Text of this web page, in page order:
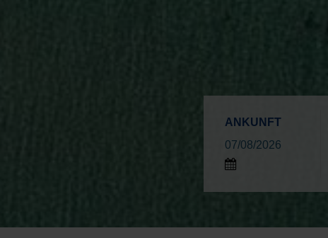
ANKUNFT